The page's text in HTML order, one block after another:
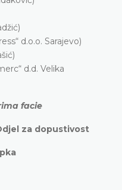
d.o.o. Sarajevo)
d.d. Velika
facie
za dopustivost